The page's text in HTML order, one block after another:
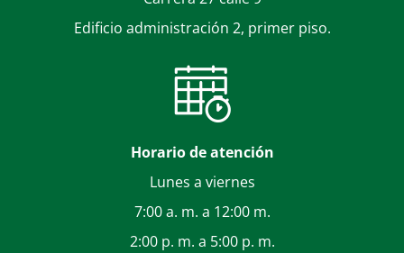
Edificio administración 2, primer piso.
Horario de atención
Lunes a viernes
7:00 a. m. a 12:00 m.
2:00 p. m. a 5:00 p. m.